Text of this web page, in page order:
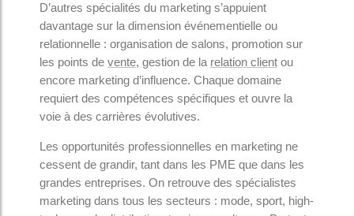
D’autres spécialités du marketing s’appuient
davantage sur la dimension événementielle ou
relationnelle : organisation de salons, promotion sur
les points de vente, gestion de la relation client ou
encore marketing d’influence. Chaque domaine
requiert des compétences spécifiques et ouvre la
voie à des carrières évolutives.
Les opportunités professionnelles en marketing ne
cessent de grandir, tant dans les PME que dans les
grandes entreprises. On retrouve des spécialistes
marketing dans tous les secteurs : mode, sport, high-